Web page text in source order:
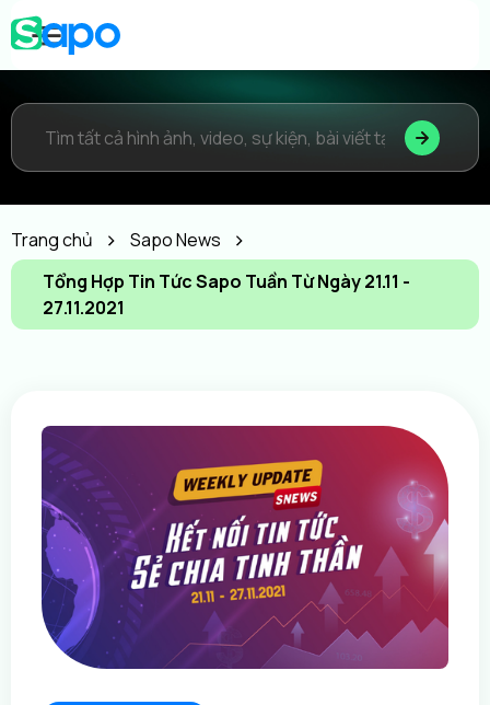
Trang chủ
Sapo News
Tổng Hợp Tin Tức Sapo Tuần Từ Ngày 21.11 -
27.11.2021